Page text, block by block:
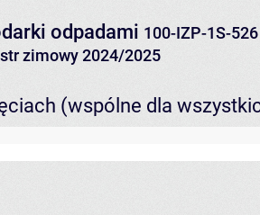
odpadami 100-IZP-1S-526
zimowy 2024/2025
(wspólne dla